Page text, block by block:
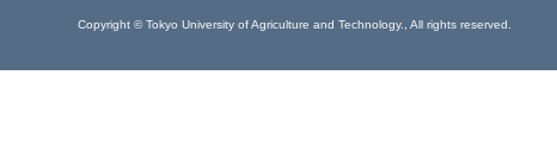
Copyright © Tokyo University of Agriculture and Technology., All rights reserved.